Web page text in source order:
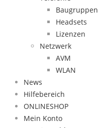
Baugruppen
Headsets
Lizenzen
Netzwerk
AVM
WLAN
News
Hilfebereich
ONLINESHOP
Mein Konto